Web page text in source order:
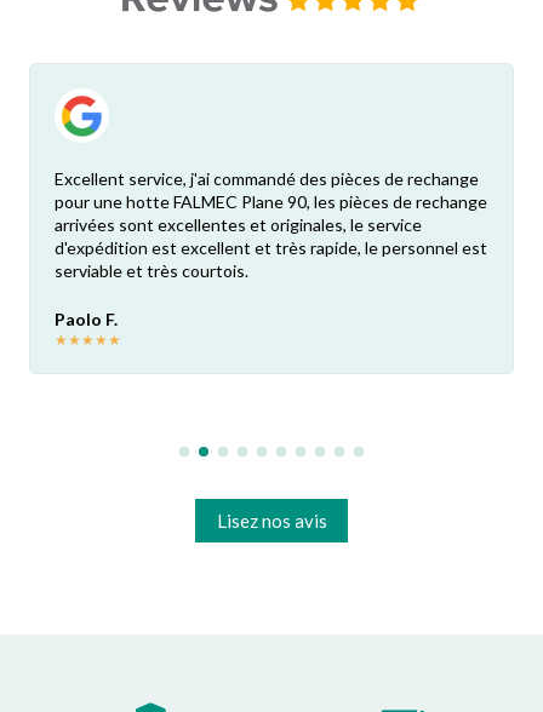
Excellent service, j'ai commandé des pièces de rechange
pour une hotte FALMEC Plane 90, les pièces de rechange
arrivées sont excellentes et originales, le service
d'expédition est excellent et très rapide, le personnel est
serviable et très courtois.
Paolo F.
★★★★★
Lisez nos avis